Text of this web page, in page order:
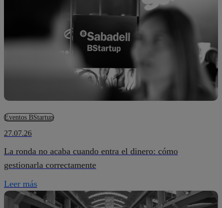
Eventos BStartup
27.07.26
La ronda no acaba cuando entra el dinero: cómo
gestionarla correctamente
Leer más